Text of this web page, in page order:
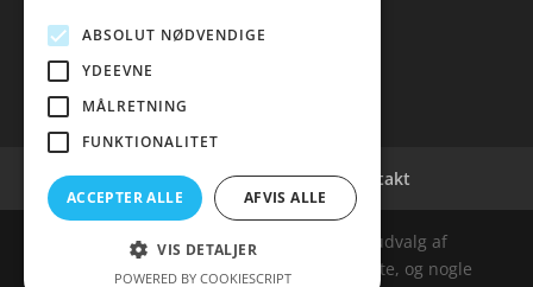
Cookie- og privatlivspolitik Kontakt
Denne hjemmeside samler et bredt udvalg af
spændende varer. Siden er et affiiliatesite, og nogle
ABSOLUT NØDVENDIGE
YDEEVNE
MÅLRETNING
FUNKTIONALITET
ACCEPTER ALLE AFVIS ALLE
VIS DETALJER
POWERED BY COOKIESCRIPT